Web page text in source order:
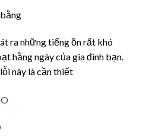
ra những tiếng ồn rất khó
hằng ngày của gia đình bạn.
này là cần thiết